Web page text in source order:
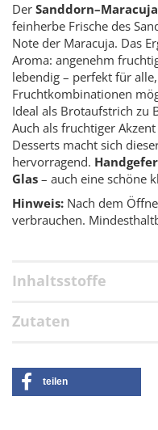
Der
feinherbe Frische des
Note der Maracuja. Das
Aroma: angenehm
lebendig – perfekt für
Fruchtkombinationen
Ideal als Brotaufstrich zu
Auch als fruchtiger
Desserts macht sich
hervorragend.
Glas – auch eine schöne
Hinweis: Nach dem
verbrauchen.
Inhaltsstoffe
Zutaten
teilen